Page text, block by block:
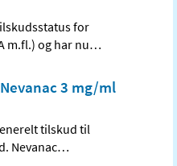
for
m.fl.) og har nu…
3 mg/ml
tilskud til
Nevanac…